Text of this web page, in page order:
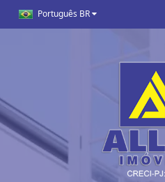
Português BR